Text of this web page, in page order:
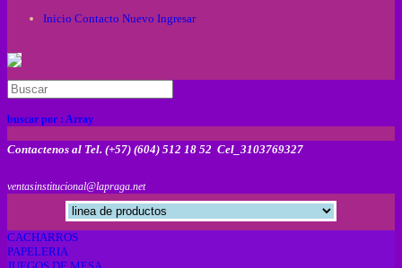
Inicio Contacto Nuevo Ingresar
buscar por : Array
Contactenos al Tel. (+57) (604) 512 18 52 Cel_3103769327
ventasinstitucional@lapraga.net
CACHARROS
PAPELERIA